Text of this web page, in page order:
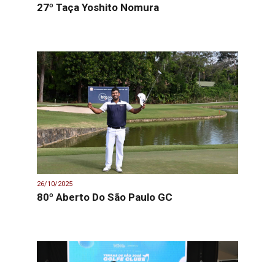
27º Taça Yoshito Nomura
26/10/2025
80º Aberto Do São Paulo GC